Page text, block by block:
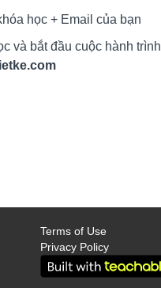
học + Email của bạn
và bắt đầu cuộc hành trình
Terms of Use
Privacy Policy